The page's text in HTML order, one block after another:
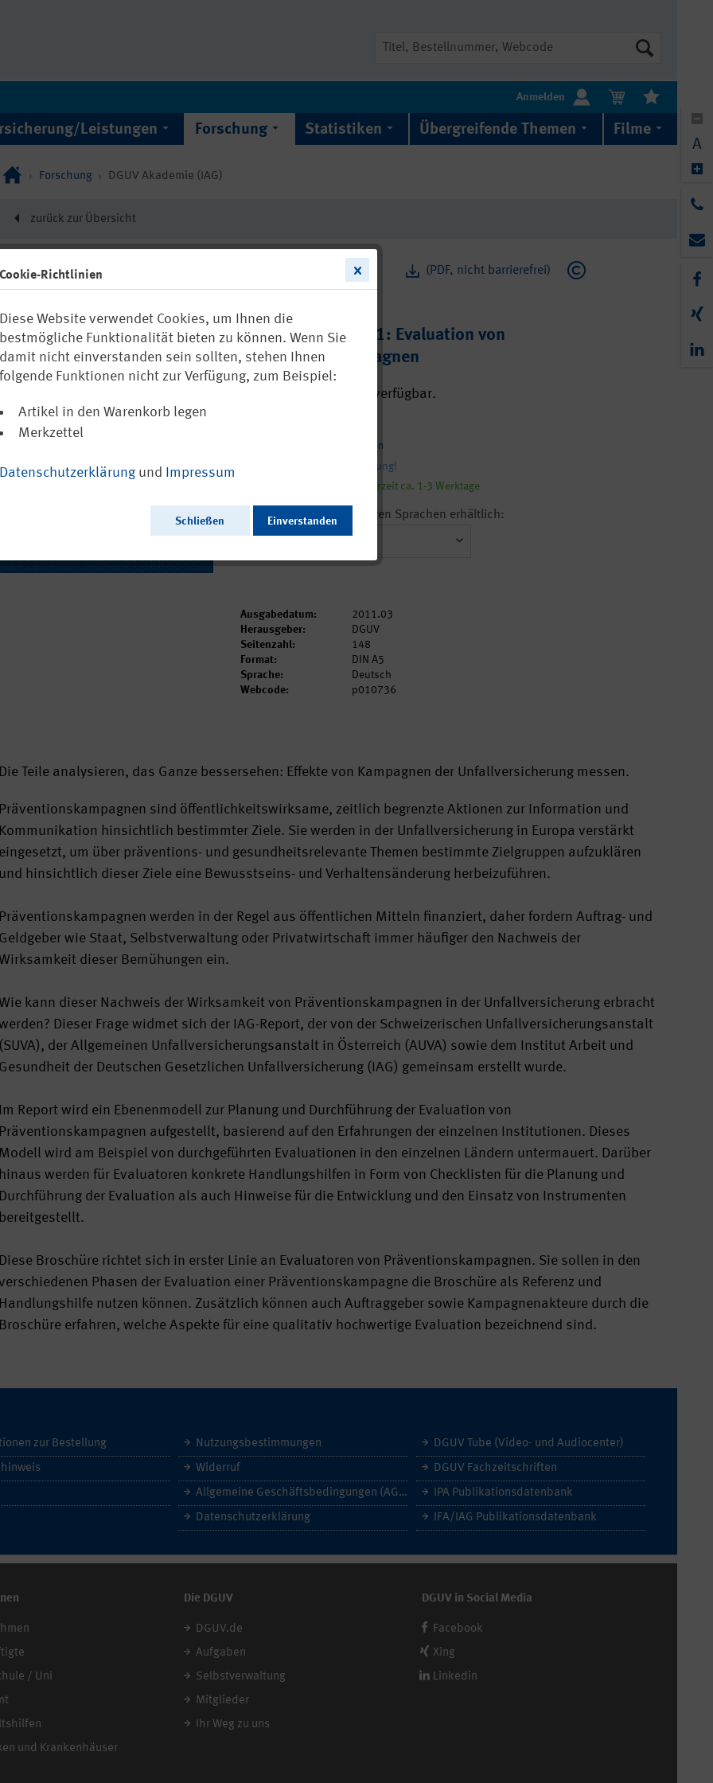
Anmelden
Leistungen Forschung Statistiken Übergreifende Themen Filme
Forschung DGUV Akademie (IAG)
zurück zur Übersicht
(PDF, nicht barrierefrei)
10736
IAG Report 1/2011: Evaluation von
Präventionskampagnen
In weiteren Sprachen verfügbar.
zzgl. Versandkosten
Versandkostenfreie Lieferung!
Sofort versandfertig, Lieferzeit ca. 1-3 Werktage
Dieser Artikel ist in weiteren Sprachen erhältlich:
Ausgabedatum:
2011.03
Herausgeber:
DGUV
Seitenzahl:
148
Format:
DIN A5
Sprache:
Deutsch
Webcode:
p010736
Die Teile analysieren, das Ganze bessersehen: Effekte von Kampagnen der Unfallversicherung messen.
Präventionskampagnen sind öffentlichkeitswirksame, zeitlich begrenzte Aktionen zur Information und
Kommunikation hinsichtlich bestimmter Ziele. Sie werden in der Unfallversicherung in Europa verstärkt
eingesetzt, um über präventions- und gesundheitsrelevante Themen bestimmte Zielgruppen aufzuklären
und hinsichtlich dieser Ziele eine Bewusstseins- und Verhaltensänderung herbeizuführen.
Präventionskampagnen werden in der Regel aus öffentlichen Mitteln finanziert, daher fordern Auftrag- und
Geldgeber wie Staat, Selbstverwaltung oder Privatwirtschaft immer häufiger den Nachweis der
dieser Bemühungen ein.
kann dieser Nachweis der Wirksamkeit von Präventionskampagnen in der Unfallversicherung erbracht
Dieser Frage widmet sich der IAG-Report, der von der Schweizerischen Unfallversicherungsanstalt
(SUVA), der Allgemeinen Unfallversicherungsanstalt in Österreich (AUVA) sowie dem Institut Arbeit und
Gesundheit der Deutschen Gesetzlichen Unfallversicherung (IAG) gemeinsam erstellt wurde.
Im Report wird ein Ebenenmodell zur Planung und Durchführung der Evaluation von
Präventionskampagnen aufgestellt, basierend auf den Erfahrungen der einzelnen Institutionen. Dieses
Modell wird am Beispiel von durchgeführten Evaluationen in den einzelnen Ländern untermauert. Darüber
hinaus werden für Evaluatoren konkrete Handlungshilfen in Form von Checklisten für die Planung und
Durchführung der Evaluation als auch Hinweise für die Entwicklung und den Einsatz von Instrumenten
bereitgestellt.
Diese Broschüre richtet sich in erster Linie an Evaluatoren von Präventionskampagnen. Sie sollen in den
Phasen der Evaluation einer Präventionskampagne die Broschüre als Referenz und
Handlungshilfe nutzen können. Zusätzlich können auch Auftraggeber sowie Kampagnenakteure durch die
Broschüre erfahren, welche Aspekte für eine qualitativ hochwertige Evaluation bezeichnend sind.
zur Bestellung Nutzungsbestimmungen
Widerruf
Allgemeine Geschäftsbedingungen (AGB)
Datenschutzerklärung
DGUV Tube (Video- und Audiocenter)
DGUV Fachzeitschriften
IPA Publikationsdatenbank
IFA/IAG Publikationsdatenbank
/ Uni
und Krankenhäuser
Die DGUV
DGUV.de
Aufgaben
Selbstverwaltung
Mitglieder
Ihr Weg zu uns
DGUV in Social Media
Facebook
Xing
Linkedin
A
Cookie-Richtlinien
Diese Website verwendet Cookies, um Ihnen die
bestmögliche Funktionalität bieten zu können. Wenn Sie
damit nicht einverstanden sein sollten, stehen Ihnen
folgende Funktionen nicht zur Verfügung, zum Beispiel:
Artikel in den Warenkorb legen
Merkzettel
Datenschutzerklärung und Impressum
Schließen Einverstanden